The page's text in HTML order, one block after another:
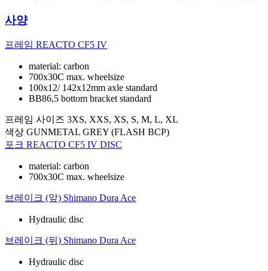
사양
프레임 REACTO CF5 IV
material: carbon
700x30C max. wheelsize
100x12/ 142x12mm axle standard
BB86,5 bottom bracket standard
프레임 사이즈 3XS, XXS, XS, S, M, L, XL
색상 GUNMETAL GREY (FLASH BCP)
포크 REACTO CF5 IV DISC
material: carbon
700x30C max. wheelsize
브레이크 (앞) Shimano Dura Ace
Hydraulic disc
브레이크 (뒤) Shimano Dura Ace
Hydraulic disc